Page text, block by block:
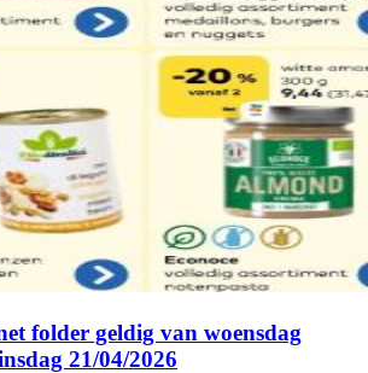
folder geldig van woensdag
21/04/2026